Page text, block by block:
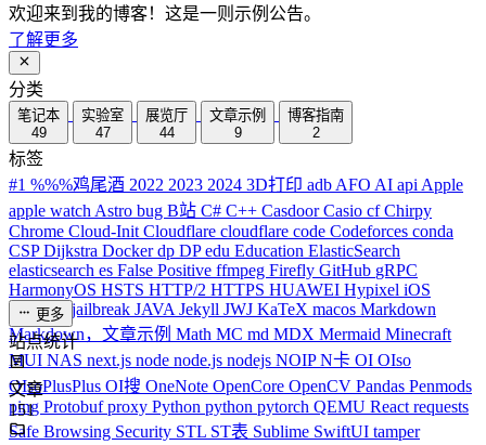
欢迎来到我的博客！这是一则示例公告。
了解更多
分类
笔记本
49
实验室
47
展览厅
44
文章示例
9
博客指南
2
标签
#1 %%%鸡尾酒 2022 2023 2024 3D打印 adb AFO AI api Apple
apple watch Astro bug B站 C# C++ CasdoorCasio cfChirpy
Chrome Cloud-Init Cloudflare cloudflare code Codeforces conda
CSPDijkstra Dockerdp DPedu Education ElasticSearch
elasticsearch es False Positive ffmpeg Firefly GitHub gRPC
HarmonyOS HSTS HTTP/2 HTTPS HUAWEI Hypixel iOS
iPhoneJ jailbreak JAVA Jekyll JWJ KaTeX macos Markdown
Markdown，文章示例 Math MC md MDX Mermaid Minecraft
MUI NAS next.js node node.js nodejs NOIPN卡 OI OIso
OIsoPlusPlus OI搜 OneNote OpenCore OpenCV Pandas Penmods
ping Protobufproxy Python python pytorch QEMU React requests
Safe Browsing Security STL ST表 Sublime SwiftUI tamper
更多
站点统计
文章
151